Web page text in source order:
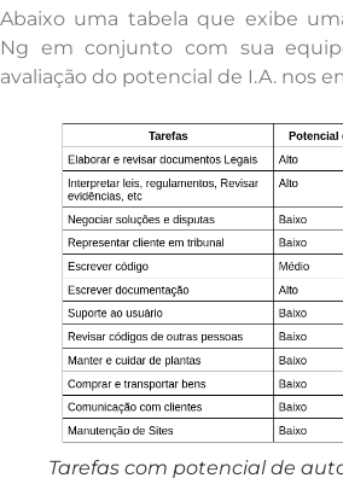
Abaixo uma tabela que exibe
Ng em conjunto com sua
avaliação do potencial de I.A. nos
Tarefas com potencial de